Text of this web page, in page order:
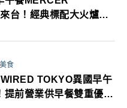
台！經典標配大火爐超
美食
TOKYO異國早午
提前營業供早餐雙重優惠